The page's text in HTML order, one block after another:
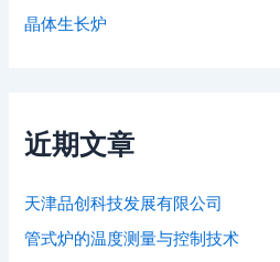
晶体生长炉
近期文章
天津品创科技发展有限公司
管式炉的温度测量与控制技术